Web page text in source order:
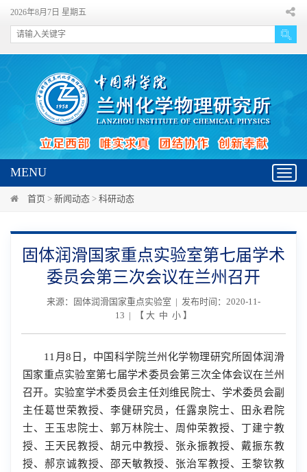
2026年8月7日 星期五
MENU
首页 > 新闻动态 > 科研动态
固体润滑国家重点实验室第七届学术
委员会第三次会议在兰州召开
来源：固体润滑国家重点实验室 | 发布时间：2020-11-
13 | 【 大 中 小 】
11 月8 日，中国科学院兰州化学物理研究所固体润滑
国家重点实验室第七届学术委员会第三次全体会议在兰州
召开。实验室学术委员会主任刘维民院士、学术委员会副
主任葛世荣教授、李健研究员，任露泉院士、田永君院
士、王玉忠院士、郭万林院士、周仲荣教授、丁建宁教
授、王天民教授、胡元中教授、张永振教授、戴振东教
授、郝京诚教授、邵天敏教授、张治军教授、王黎钦教